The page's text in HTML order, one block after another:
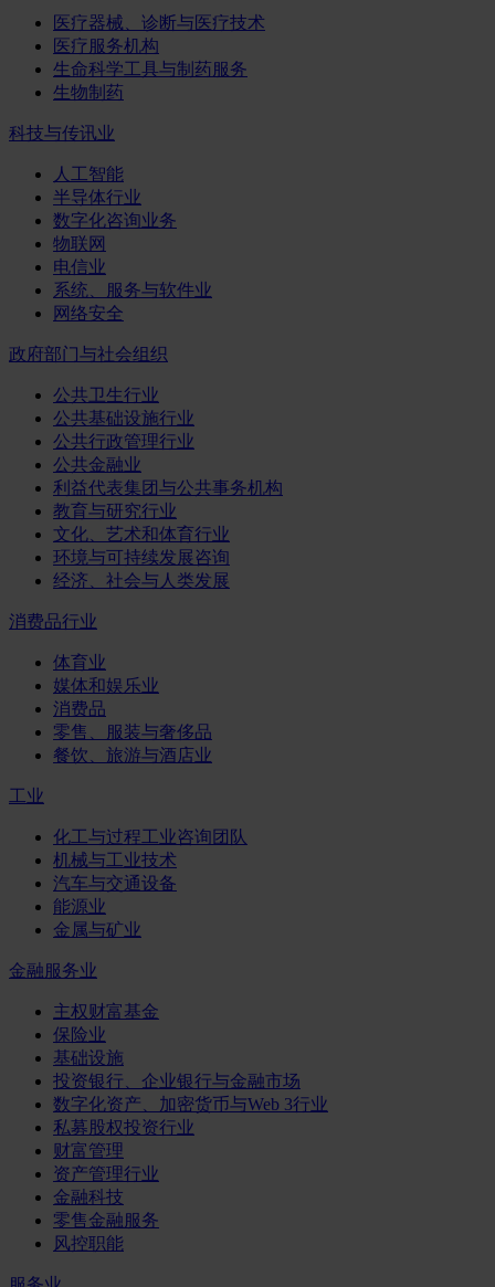
医疗器械、诊断与医疗技术
医疗服务机构
生命科学工具与制药服务
生物制药
科技与传讯业
人工智能
半导体行业
数字化咨询业务
物联网
电信业
系统、服务与软件业
网络安全
政府部门与社会组织
公共卫生行业
公共基础设施行业
公共行政管理行业
公共金融业
利益代表集团与公共事务机构
教育与研究行业
文化、艺术和体育行业
环境与可持续发展咨询
经济、社会与人类发展
消费品行业
体育业
媒体和娱乐业
消费品
零售、服装与奢侈品
餐饮、旅游与酒店业
工业
化工与过程工业咨询团队
机械与工业技术
汽车与交通设备
能源业
金属与矿业
金融服务业
主权财富基金
保险业
基础设施
投资银行、企业银行与金融市场
数字化资产、加密货币与Web 3行业
私募股权投资行业
财富管理
资产管理行业
金融科技
零售金融服务
风控职能